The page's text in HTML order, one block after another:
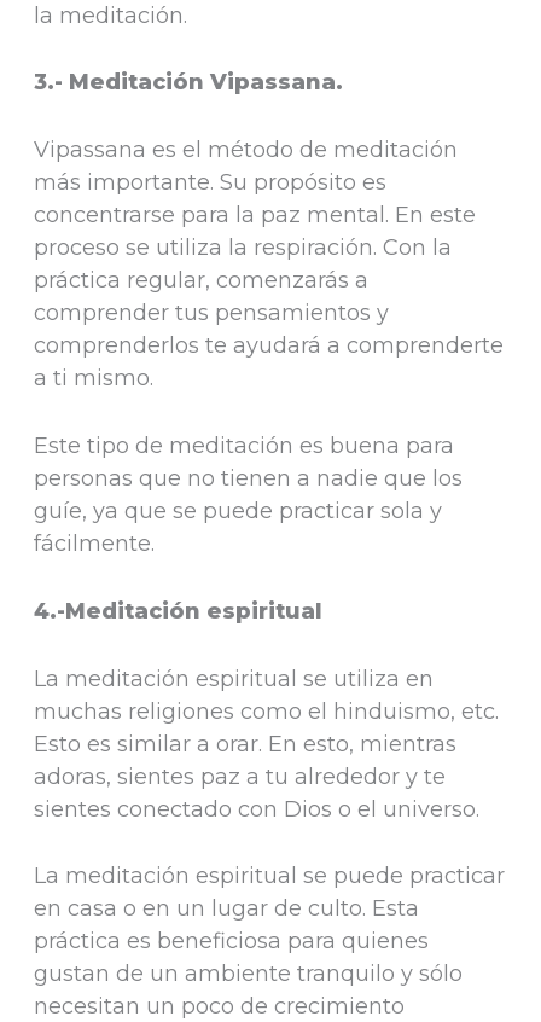
la meditación.
3.- Meditación Vipassana.
Vipassana es el método de meditación
más importante. Su propósito es
concentrarse para la paz mental. En este
proceso se utiliza la respiración. Con la
práctica regular, comenzarás a
comprender tus pensamientos y
comprenderlos te ayudará a comprenderte
a ti mismo.
Este tipo de meditación es buena para
personas que no tienen a nadie que los
guíe, ya que se puede practicar sola y
fácilmente.
4.-Meditación espiritual
La meditación espiritual se utiliza en
muchas religiones como el hinduismo, etc.
Esto es similar a orar. En esto, mientras
adoras, sientes paz a tu alrededor y te
sientes conectado con Dios o el universo.
La meditación espiritual se puede practicar
en casa o en un lugar de culto. Esta
práctica es beneficiosa para quienes
gustan de un ambiente tranquilo y sólo
necesitan un poco de crecimiento